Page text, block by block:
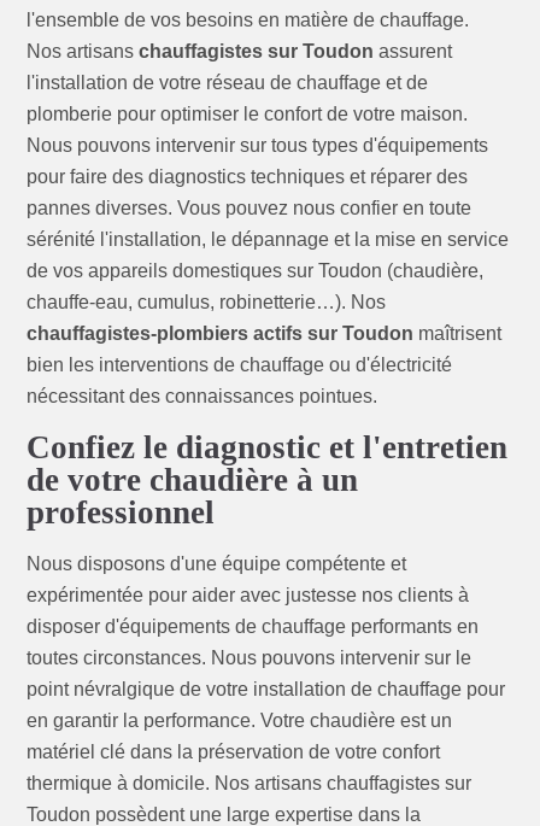
l'ensemble de vos besoins en matière de chauffage.
Nos artisanschauffagistes sur Toudon assurent
l'installation de votre réseau de chauffage et de
plomberie pour optimiser le confort de votre maison.
Nous pouvons intervenir sur tous types d'équipements
pour faire des diagnostics techniques et réparer des
pannes diverses. Vous pouvez nous confier en toute
sérénité l'installation, le dépannage et la mise en service
de vos appareils domestiques sur Toudon (chaudière,
chauffe-eau, cumulus, robinetterie…). Nos
chauffagistes-plombiers actifs sur Toudon maîtrisent
bien les interventions de chauffage ou d'électricité
nécessitant des connaissances pointues.
Confiez le diagnostic et l'entretien
de votre chaudière à un
professionnel
Nous disposons d'une équipe compétente et
expérimentée pour aider avec justesse nos clients à
disposer d'équipements de chauffage performants en
toutes circonstances. Nous pouvons intervenir sur le
point névralgique de votre installation de chauffage pour
en garantir la performance. Votre chaudière est un
matériel clé dans la préservation de votre confort
thermique à domicile. Nos artisans chauffagistes sur
Toudon possèdent une large expertise dans la